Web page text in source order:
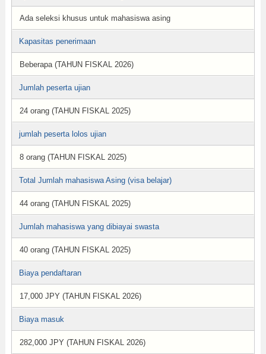
Ada seleksi khusus untuk mahasiswa asing
Kapasitas penerimaan
Beberapa (TAHUN FISKAL 2026)
Jumlah peserta ujian
24 orang (TAHUN FISKAL 2025)
jumlah peserta lolos ujian
8 orang (TAHUN FISKAL 2025)
Total Jumlah mahasiswa Asing (visa belajar)
44 orang (TAHUN FISKAL 2025)
Jumlah mahasiswa yang dibiayai swasta
40 orang (TAHUN FISKAL 2025)
Biaya pendaftaran
17,000 JPY (TAHUN FISKAL 2026)
Biaya masuk
282,000 JPY (TAHUN FISKAL 2026)